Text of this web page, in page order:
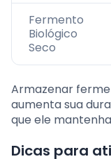
Fermento
Biológico
Seco
Armazenar
aumenta sua
que ele
Dicas para